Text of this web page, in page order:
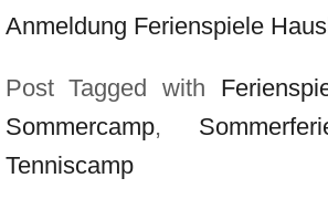
Anmeldung Ferienspiele
Post Tagged with
Sommercamp,
Tenniscamp